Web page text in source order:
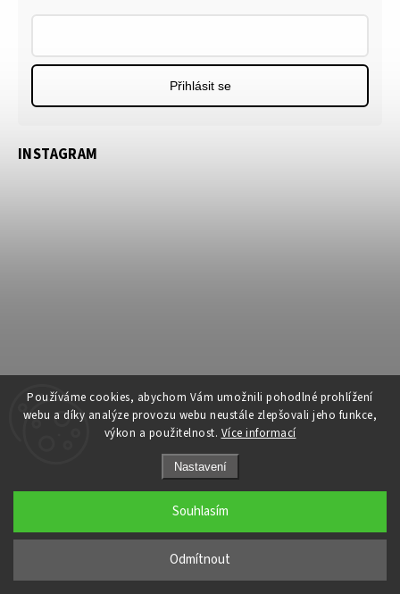
Používáme cookies, abychom Vám umožnili pohodlné prohlížení
webu a díky analýze provozu webu neustále zlepšovali jeho funkce,
výkon a použitelnost. Více informací
Nastavení
Odmítnout
Souhlasím
Přihlásit se
INSTAGRAM
INFORMACE PRO VÁS
Reklamace / Vrácení / Výměna
Podmínky ochrany osobních údajů (GDPR)